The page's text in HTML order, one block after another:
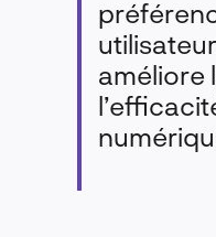
améliore